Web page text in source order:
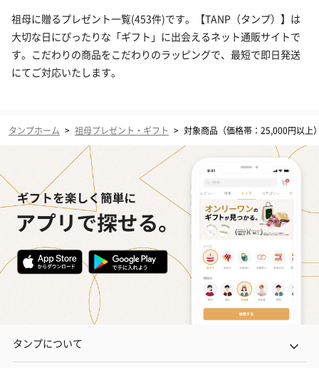
祖母に贈るプレゼント一覧(453件)です。【TANP（タンプ）】は
大切な日にぴったりな「ギフト」に出会えるネット通販サイトで
す。こだわりの商品をこだわりのラッピングで、最短で即日発送
にてご対応いたします。
タンプホーム > 祖母プレゼント・ギフト > 対象商品（価格帯：25,000円以上
タンプについて